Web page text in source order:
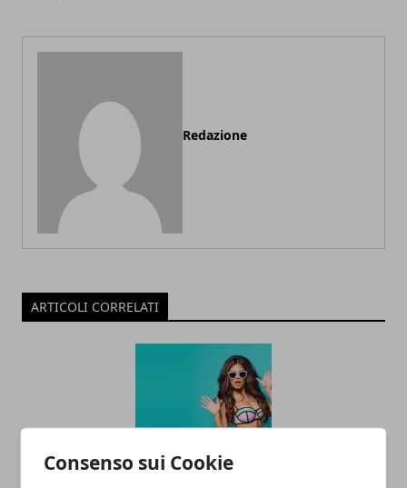
Consenso sui Cookie
Redazione
ARTICOLI CORRELATI